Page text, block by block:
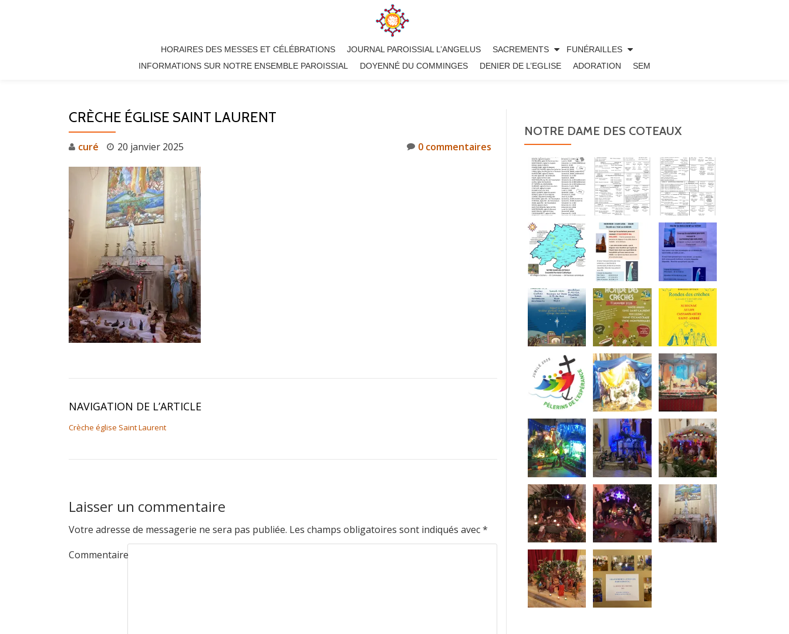
HORAIRES DES MESSES ET CÉLÉBRATIONS JOURNAL PAROISSIAL L’ANGELUS SACREMENTS
FUNÉRAILLES
INFORMATIONS SUR NOTRE ENSEMBLE PAROISSIAL
DOYENNÉ DU COMMINGES DENIER DE L’EGLISE ADORATION SEM
CRÈCHE ÉGLISE SAINT LAURENT
curé 20 janvier 2025 0 commentaires
NAVIGATION DE L’ARTICLE
Crèche église Saint Laurent
Laisser un commentaire
Votre adresse de messagerie ne sera pas publiée. Les champs obligatoires sont indiqués avec*
Commentaire
NOTRE DAME DES COTEAUX